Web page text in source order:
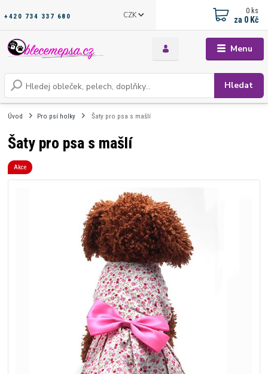
Menu
CZK
Hledat
+420 734 337 680
0 ks
za 0 Kč
Úvod Pro psí holky Šaty pro psa s mašlí
Šaty pro psa s mašlí
Akce